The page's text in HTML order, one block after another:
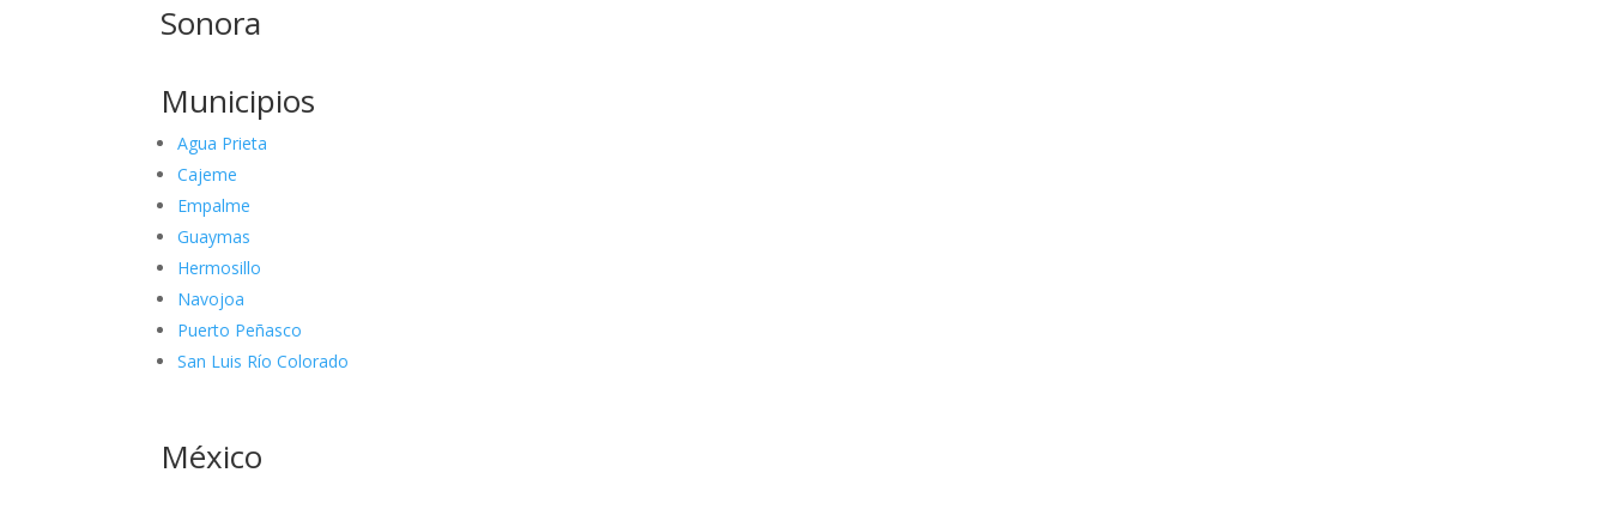
Sonora
Municipios
Agua Prieta
Cajeme
Empalme
Guaymas
Hermosillo
Navojoa
Puerto Peñasco
San Luis Río Colorado
México